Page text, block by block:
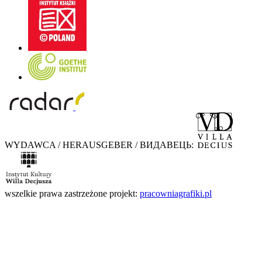
WYDAWCA / HERAUSGEBER / ВИДАВЕЦЬ:
wszelkie prawa zastrzeżone projekt: pracowniagrafiki.pl